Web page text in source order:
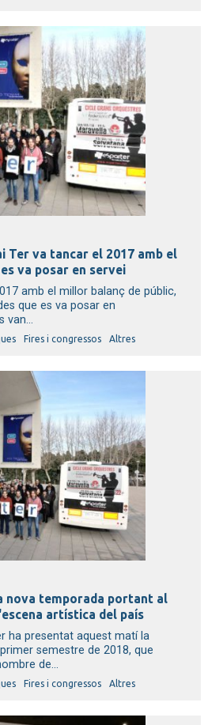
Ter va tancar el 2017 amb el
va posar en servei
amb el millor balanç de públic,
que es va posar en
van...
Fires i congressos Altres
nova temporada portant al
artística del país
ha presentat aquest matí la
semestre de 2018, que
de...
Fires i congressos Altres